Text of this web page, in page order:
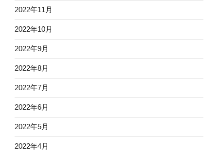
2022年11月
2022年10月
2022年9月
2022年8月
2022年7月
2022年6月
2022年5月
2022年4月